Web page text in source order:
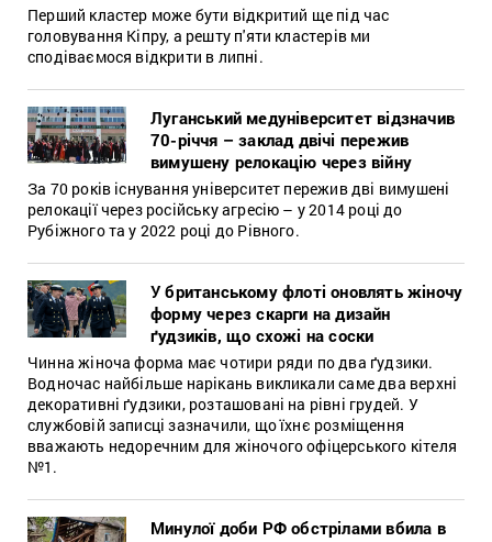
Перший кластер може бути відкритий ще під час
головування Кіпру, а решту п'яти кластерів ми
сподіваємося відкрити в липні.
Луганський медуніверситет відзначив
70-річчя – заклад двічі пережив
вимушену релокацію через війну
За 70 років існування університет пережив дві вимушені
релокації через російську агресію – у 2014 році до
Рубіжного та у 2022 році до Рівного.
У британському флоті оновлять жіночу
форму через скарги на дизайн
ґудзиків, що схожі на соски
Чинна жіноча форма має чотири ряди по два ґудзики.
Водночас найбільше нарікань викликали саме два верхні
декоративні ґудзики, розташовані на рівні грудей. У
службовій записці зазначили, що їхнє розміщення
вважають недоречним для жіночого офіцерського кітеля
№1.
Минулої доби РФ обстрілами вбила в